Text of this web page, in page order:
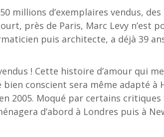
millions d’exemplaires vendus,
près de Paris, Marc Levy
puis architecte, a déjà 39
! Cette histoire d’amour qui
conscient sera même adapté à
2005. Moqué par certains
d’abord à Londres puis à